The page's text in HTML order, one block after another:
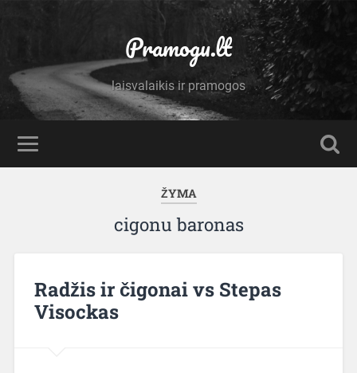
Pramogu.lt
laisvalaikis ir pramogos
ŽYMA
cigonu baronas
Radžis ir čigonai vs Stepas
Visockas